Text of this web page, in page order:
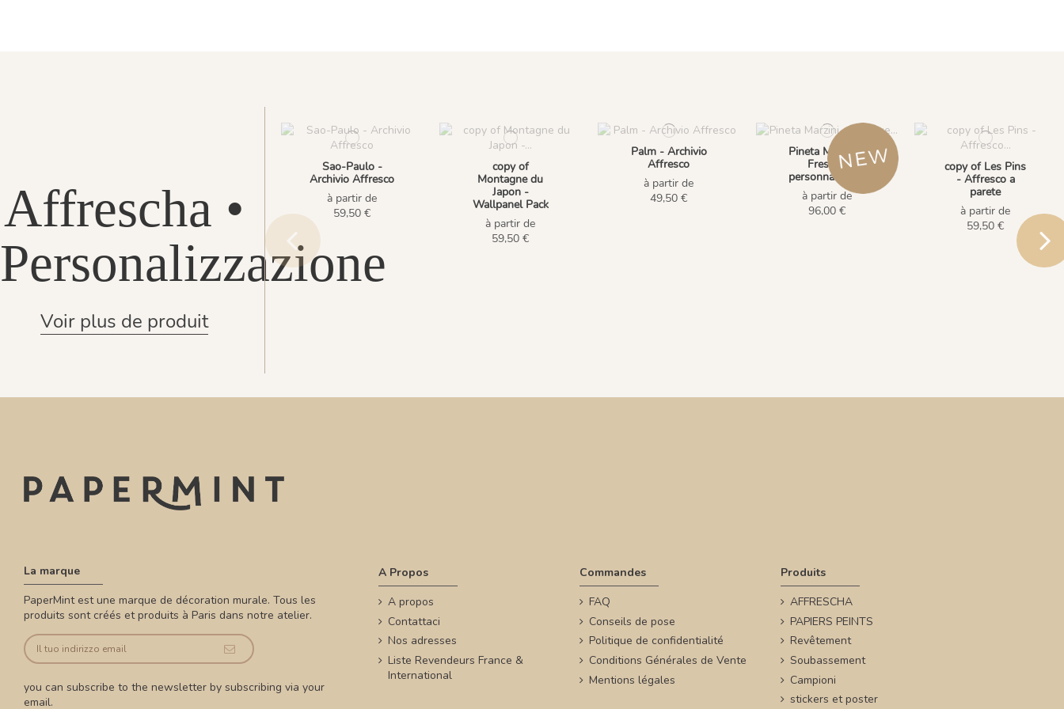
Affrescha •
Personalizzazione
Voir plus de produit
Sao-Paulo -
Archivio Affresco
à partir de
59,50 €
copy of
Montagne du
Japon -
Wallpanel Pack
à partir de
59,50 €
Palm - Archivio
Affresco
à partir de
49,50 €
Pineta Marzini -
Fresque
personnalisable
à partir de
96,00 €
copy of Les Pins
- Affresco a
parete
à partir de
59,50 €
La marque
PaperMint est une marque de décoration murale. Tous les
produits sont créés et produits à Paris dans notre atelier.
you can subscribe to the newsletter by subscribing via your
email.
A Propos
A propos
Contattaci
Nos adresses
Liste Revendeurs France &
International
Commandes
FAQ
Conseils de pose
Politique de confidentialité
Conditions Générales de Vente
Mentions légales
Produits
AFFRESCHA
PAPIERS PEINTS
Revêtement
Soubassement
Campioni
stickers et poster